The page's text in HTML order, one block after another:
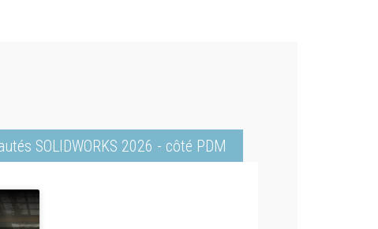
SOLIDWORKS 2026 - côté PDM